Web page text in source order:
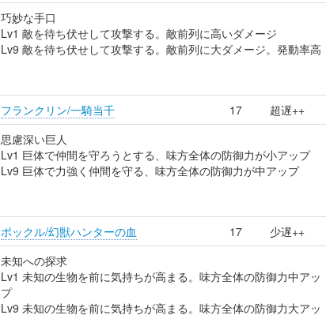
巧妙な手口
Lv1 敵を待ち伏せして攻撃する。敵前列に高いダメージ
Lv9 敵を待ち伏せして攻撃する。敵前列に大ダメージ。発動率高
フランクリン/一騎当千 17 超遅++
思慮深い巨人
Lv1 巨体で仲間を守ろうとする、味方全体の防御力が小アップ
Lv9 巨体で力強く仲間を守る、味方全体の防御力が中アップ
ポックル/幻獣ハンターの血 17 少遅++
未知への探求
Lv1 未知の生物を前に気持ちが高まる。味方全体の防御力中アッ
プ
Lv9 未知の生物を前に気持ちが高まる。味方全体の防御力大アッ